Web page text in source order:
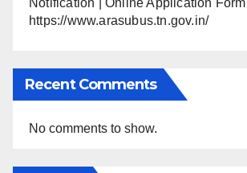
Notification | Online Application Form |
https://www.arasubus.tn.gov.in/
Recent Comments
No comments to show.